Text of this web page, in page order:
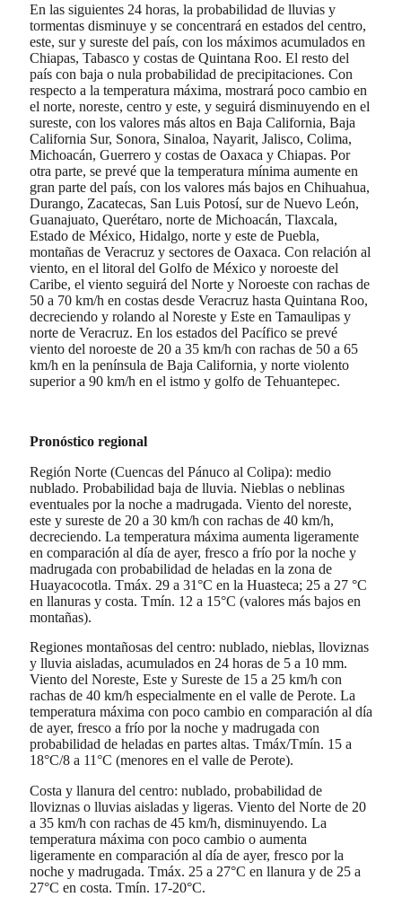
En las siguientes 24 horas, la probabilidad de lluvias y
tormentas disminuye y se concentrará en estados del centro,
este, sur y sureste del país, con los máximos acumulados en
Chiapas, Tabasco y costas de Quintana Roo. El resto del
país con baja o nula probabilidad de precipitaciones. Con
respecto a la temperatura máxima, mostrará poco cambio en
el norte, noreste, centro y este, y seguirá disminuyendo en el
sureste, con los valores más altos en Baja California, Baja
California Sur, Sonora, Sinaloa, Nayarit, Jalisco, Colima,
Michoacán, Guerrero y costas de Oaxaca y Chiapas. Por
otra parte, se prevé que la temperatura mínima aumente en
gran parte del país, con los valores más bajos en Chihuahua,
Durango, Zacatecas, San Luis Potosí, sur de Nuevo León,
Guanajuato, Querétaro, norte de Michoacán, Tlaxcala,
Estado de México, Hidalgo, norte y este de Puebla,
montañas de Veracruz y sectores de Oaxaca. Con relación al
viento, en el litoral del Golfo de México y noroeste del
Caribe, el viento seguirá del Norte y Noroeste con rachas de
50 a 70 km/h en costas desde Veracruz hasta Quintana Roo,
decreciendo y rolando al Noreste y Este en Tamaulipas y
norte de Veracruz. En los estados del Pacífico se prevé
viento del noroeste de 20 a 35 km/h con rachas de 50 a 65
km/h en la península de Baja California, y norte violento
superior a 90 km/h en el istmo y golfo de Tehuantepec.
Pronóstico regional
Región Norte (Cuencas del Pánuco al Colipa): medio
nublado. Probabilidad baja de lluvia. Nieblas o neblinas
eventuales por la noche a madrugada. Viento del noreste,
este y sureste de 20 a 30 km/h con rachas de 40 km/h,
decreciendo. La temperatura máxima aumenta ligeramente
en comparación al día de ayer, fresco a frío por la noche y
madrugada con probabilidad de heladas en la zona de
Huayacocotla. Tmáx. 29 a 31°C en la Huasteca; 25 a 27 °C
en llanuras y costa. Tmín. 12 a 15°C (valores más bajos en
montañas).
Regiones montañosas del centro: nublado, nieblas, lloviznas
y lluvia aisladas, acumulados en 24 horas de 5 a 10 mm.
Viento del Noreste, Este y Sureste de 15 a 25 km/h con
rachas de 40 km/h especialmente en el valle de Perote. La
temperatura máxima con poco cambio en comparación al día
de ayer, fresco a frío por la noche y madrugada con
probabilidad de heladas en partes altas. Tmáx/Tmín. 15 a
18°C/8 a 11°C (menores en el valle de Perote).
Costa y llanura del centro: nublado, probabilidad de
lloviznas o lluvias aisladas y ligeras. Viento del Norte de 20
a 35 km/h con rachas de 45 km/h, disminuyendo. La
temperatura máxima con poco cambio o aumenta
ligeramente en comparación al día de ayer, fresco por la
noche y madrugada. Tmáx. 25 a 27°C en llanura y de 25 a
27°C en costa. Tmín. 17-20°C.